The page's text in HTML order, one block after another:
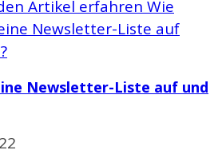
Newsletter-Liste auf und